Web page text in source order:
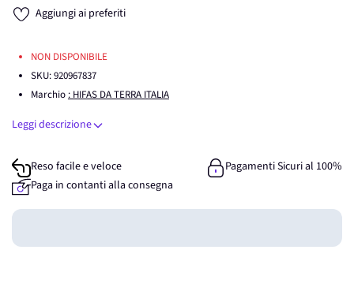
Aggiungi ai preferiti
NON DISPONIBILE
SKU:920967837
Marchio : HIFAS DA TERRA ITALIA
Leggi descrizione
Reso facile e veloce
Pagamenti Sicuri al 100%
Paga in contanti alla consegna
Guadagna